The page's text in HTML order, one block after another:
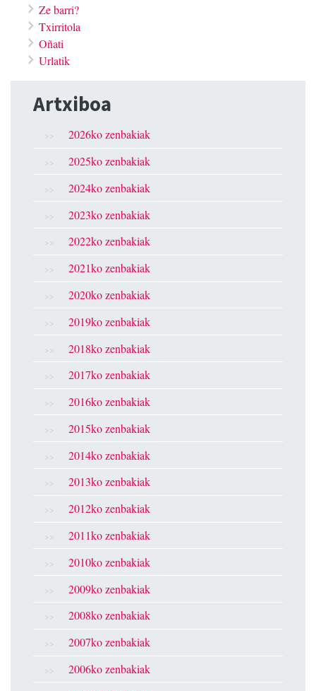
Ze barri?
Txirritola
Oñati
Urlatik
Artxiboa
2026ko zenbakiak
2025ko zenbakiak
2024ko zenbakiak
2023ko zenbakiak
2022ko zenbakiak
2021ko zenbakiak
2020ko zenbakiak
2019ko zenbakiak
2018ko zenbakiak
2017ko zenbakiak
2016ko zenbakiak
2015ko zenbakiak
2014ko zenbakiak
2013ko zenbakiak
2012ko zenbakiak
2011ko zenbakiak
2010ko zenbakiak
2009ko zenbakiak
2008ko zenbakiak
2007ko zenbakiak
2006ko zenbakiak